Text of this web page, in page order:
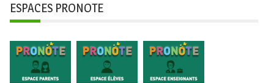
ESPACES PRONOTE